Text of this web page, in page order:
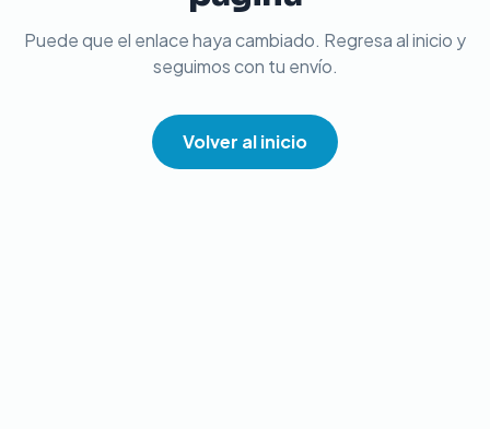
Puede que el enlace haya cambiado. Regresa al inicio y
seguimos con tu envío.
Volver al inicio